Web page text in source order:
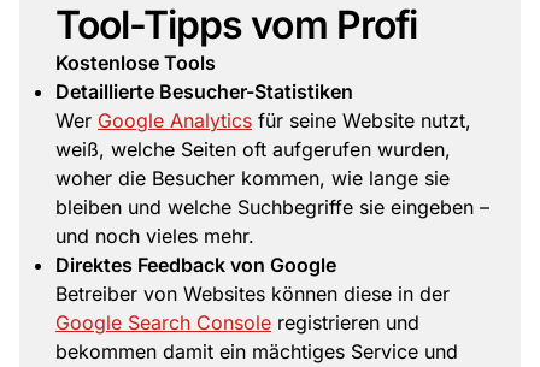
Tool-Tipps vom Profi
Kostenlose Tools
Detaillierte Besucher-Statistiken
Wer Google Analytics für seine Website nutzt,
weiß, welche Seiten oft aufgerufen wurden,
woher die Besucher kommen, wie lange sie
bleiben und welche Suchbegriffe sie eingeben –
und noch vieles mehr.
Direktes Feedback von Google
Betreiber von Websites können diese in der
Google Search Console registrieren und
bekommen damit ein mächtiges Service und